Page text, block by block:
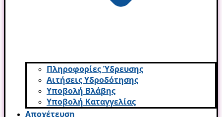
Πληροφορίες Ύδρευσης
Αιτήσεις Υδροδότησης
Υποβολή Βλάβης
Υποβολή Καταγγελίας
Αποχέτευση